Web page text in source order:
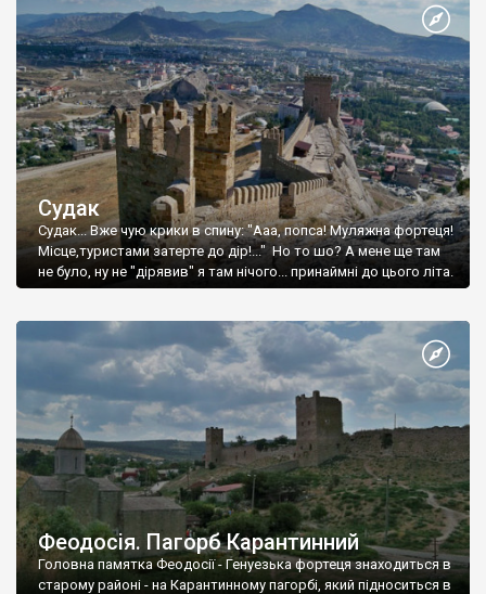
Судак
Судак... Вже чую крики в спину: "Ааа, попса! Муляжна фортеця!
Місце,туристами затерте до дір!..." Но то шо? А мене ще там
не було, ну не "дірявив" я там нічого... принаймні до цього літа.
Феодосія. Пагорб Карантинний
Головна памятка Феодосії - Генуезька фортеця знаходиться в
старому районі - на Карантинному пагорбі, який підноситься в